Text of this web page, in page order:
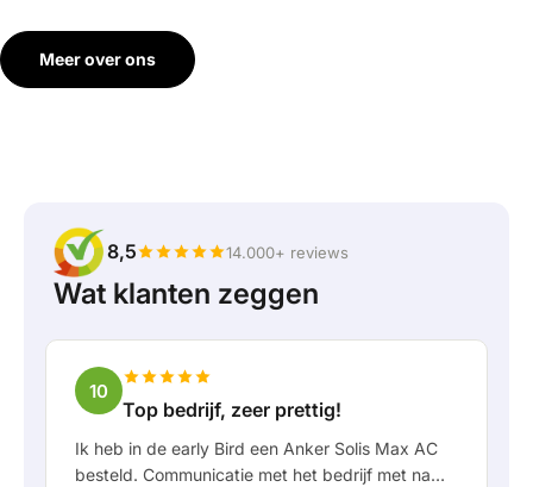
Meer over ons
8,5 14.000+ reviews
Wat klanten zeggen
10
Top bedrijf, zeer prettig!
Ik heb in de early Bird een Anker Solis Max AC
besteld. Communicatie met het bedrijf met name